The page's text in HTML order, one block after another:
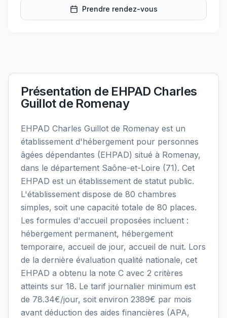
Prendre rendez-vous
Présentation de EHPAD Charles
Guillot de Romenay
EHPAD Charles Guillot de Romenay est un
établissement d'hébergement pour personnes
âgées dépendantes (EHPAD) situé à Romenay,
dans le département Saône-et-Loire (71). Cet
EHPAD est un établissement de statut public.
L'établissement dispose de 80 chambres
simples, soit une capacité totale de 80 places.
Les formules d'accueil proposées incluent :
hébergement permanent, hébergement
temporaire, accueil de jour, accueil de nuit. Lors
de la dernière évaluation qualité nationale, cet
EHPAD a obtenu la note C avec 2 critères
atteints sur 18. Le tarif journalier minimum est
de 78.34€/jour, soit environ 2389€ par mois
avant déduction des aides financières (APA,